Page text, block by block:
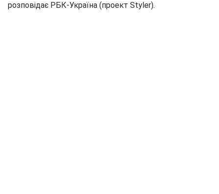
розповідає РБК-Україна (проект Styler).